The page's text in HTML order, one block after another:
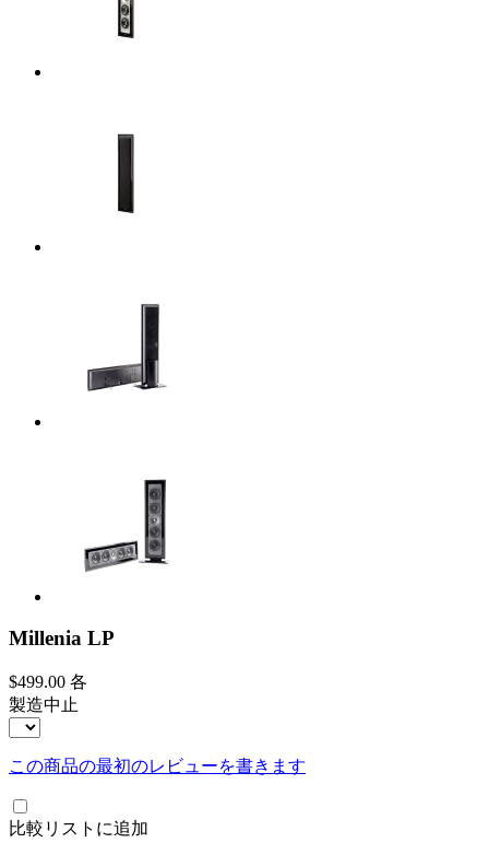
Millenia LP
$499.00 各
製造中止
この商品の最初のレビューを書きます
比較リストに追加